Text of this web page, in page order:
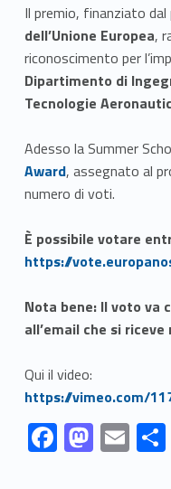
Il premio, finanziato
dell’Unione Europea,
riconoscimento per
Dipartimento di
Tecnologie
Adesso la Summer
Award, assegnato al
numero di voti.
È possibile votare
https://
Nota bene: Il voto va
all’email che si
Qui il video:
Link identifier #identifier__136343-5
https://vimeo.com/
Link identifier #identifier__67641-1
F
ac
Link identifier #identifier__120664-2 M
as
Link identifier #identifier__94897-3 E
m
Link identifier #identifier__191998-4 C
o